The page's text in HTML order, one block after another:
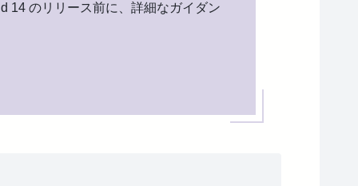
14 のリリース前に、詳細なガイダン